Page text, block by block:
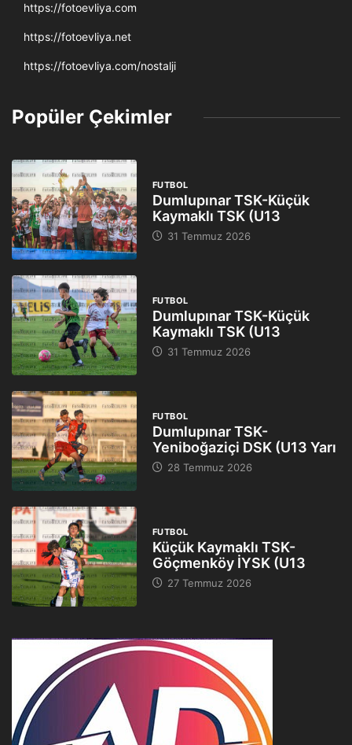
https://fotoevliya.com
https://fotoevliya.net
https://fotoevliya.com/nostalji
Popüler Çekimler
FUTBOL
Dumlupınar TSK-Küçük
Kaymaklı TSK (U13
31 Temmuz 2026
FUTBOL
Dumlupınar TSK-Küçük
Kaymaklı TSK (U13
31 Temmuz 2026
FUTBOL
Dumlupınar TSK-
Yeniboğaziçi DSK (U13 Yarı
28 Temmuz 2026
FUTBOL
Küçük Kaymaklı TSK-
Göçmenköy İYSK (U13
27 Temmuz 2026